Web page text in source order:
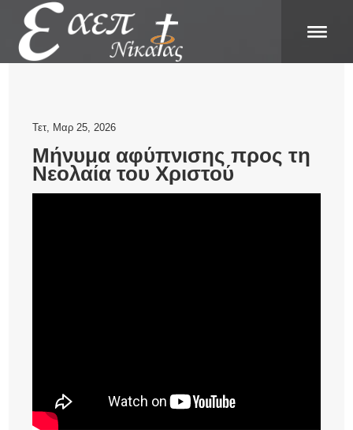
Τετ, Μαρ 25, 2026
Μήνυμα αφύπνισης προς τη
Νεολαία του Χριστού